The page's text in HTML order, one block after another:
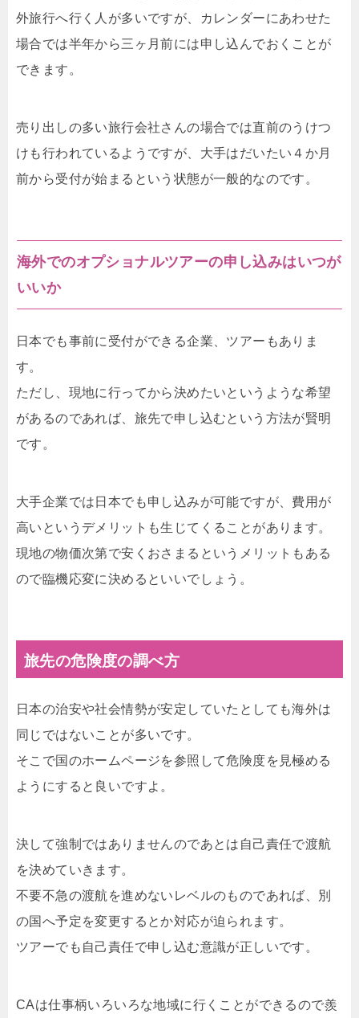
外旅行へ行く人が多いですが、カレンダーにあわせた
場合では半年から三ヶ月前には申し込んでおくことが
できます。
売り出しの多い旅行会社さんの場合では直前のうけつ
けも行われているようですが、大手はだいたい４か月
前から受付が始まるという状態が一般的なのです。
海外でのオプショナルツアーの申し込みはいつが
いいか
日本でも事前に受付ができる企業、ツアーもありま
す。
ただし、現地に行ってから決めたいというような希望
があるのであれば、旅先で申し込むという方法が賢明
です。
大手企業では日本でも申し込みが可能ですが、費用が
高いというデメリットも生じてくることがあります。
現地の物価次第で安くおさまるというメリットもある
ので臨機応変に決めるといいでしょう。
旅先の危険度の調べ方
日本の治安や社会情勢が安定していたとしても海外は
同じではないことが多いです。
そこで国のホームページを参照して危険度を見極める
ようにすると良いですよ。
決して強制ではありませんのであとは自己責任で渡航
を決めていきます。
不要不急の渡航を進めないレベルのものであれば、別
の国へ予定を変更するとか対応が迫られます。
ツアーでも自己責任で申し込む意識が正しいです。
CAは仕事柄いろいろな地域に行くことができるので羨